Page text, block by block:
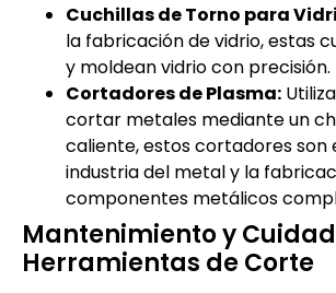
Cuchillas de Torno para
la fabricación de vidrio, estas
y moldean vidrio con precisión.
Cortadores de Plasma:
cortar metales mediante un
caliente, estos cortadores son
industria del metal y la
componentes metálicos
Mantenimiento y
Herramientas de Corte